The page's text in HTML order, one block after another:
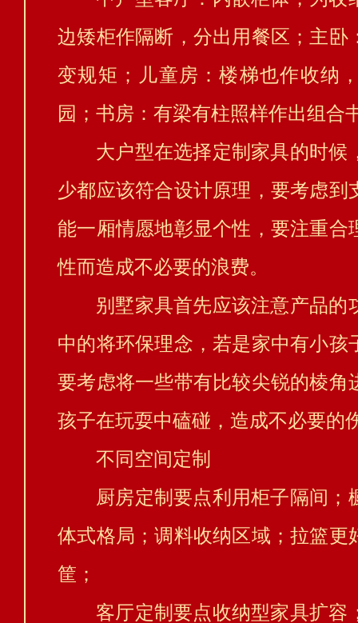
边矮柜作隔断，分出用餐区；主卧
变规矩；儿童房：楼梯也作收纳
园；书房：有梁有柱照样作出组合
大户型在选择定制家具的时候
少都应该符合设计原理，要考虑到
能一厢情愿地彰显个性，要注重合
性而造成不必要的浪费。
别墅家具首先应该注意产品的
中的将环保理念，若是家中有小孩
要考虑将一些带有比较尖锐的棱角
孩子在玩耍中磕碰，造成不必要的
不同空间定制
厨房定制要点利用柜子隔间；
体式格局；调料收纳区域；拉篮更
筐；
客厅定制要点收纳型家具扩容